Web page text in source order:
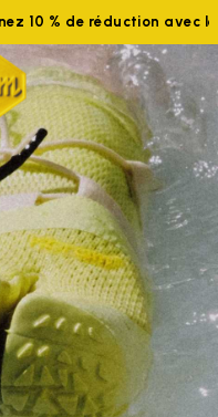
10 % de réduction avec le